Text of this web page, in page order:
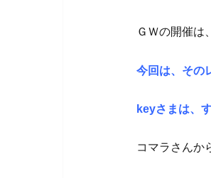
ＧＷの開催は
今回は、その
keyさまは、
コマラさんか